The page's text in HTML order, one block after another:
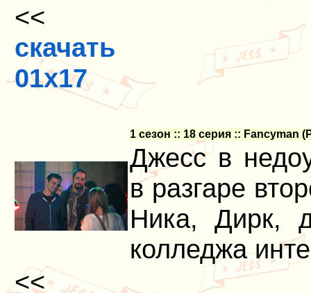
<<
скачать
01x17
1 сезон :: 18 серия :: Fancyman
Джесс в
в разгаре
Ника, Дирк,
колледжа
<<